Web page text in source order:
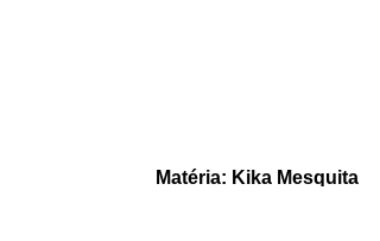
Matéria: Kika Mesquita